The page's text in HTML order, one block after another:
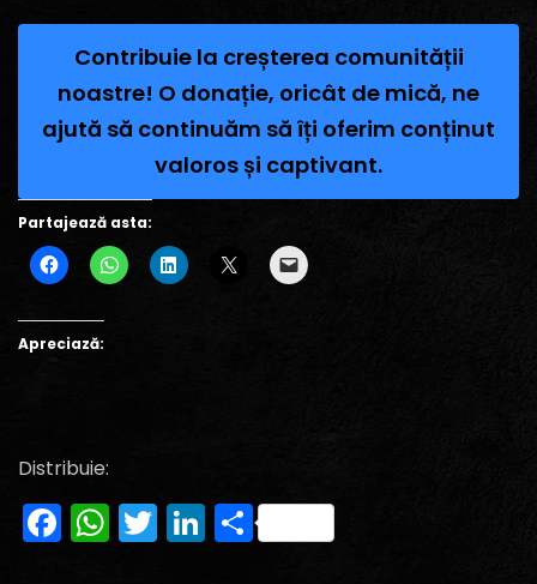
Contribuie la creșterea comunității
noastre! O donație, oricât de mică, ne
ajută să continuăm să îți oferim conținut
valoros și captivant.
Partajează asta:
Apreciază:
Distribuie:
Facebook
WhatsApp
Twitter
LinkedIn
Partajează